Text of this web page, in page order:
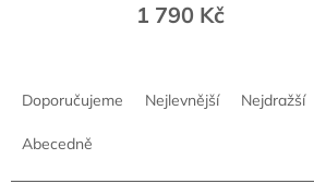
1 790 Kč
Doporučujeme Nejlevnější Nejdražší
Abecedně